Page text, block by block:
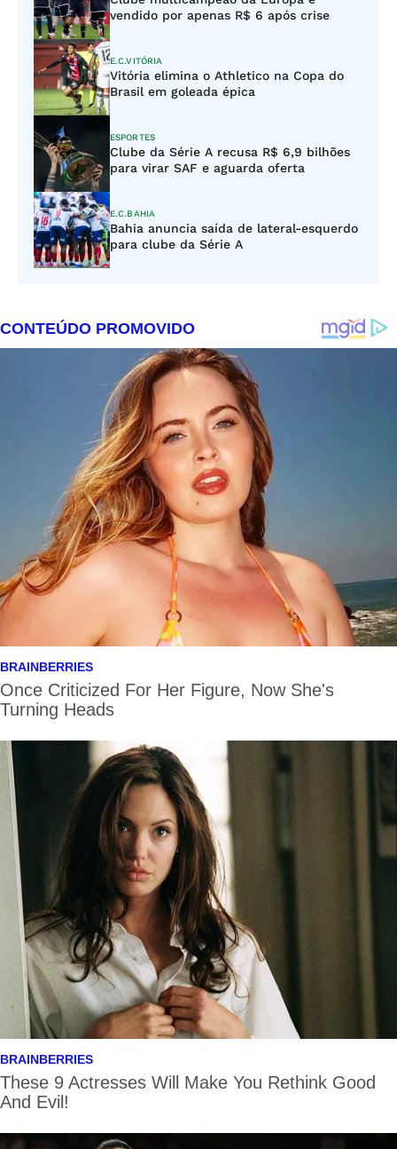
vendido por apenas R$ 6 após crise
E.C.VITÓRIA
Vitória elimina o Athletico na Copa do
Brasil em goleada épica
ESPORTES
Clube da Série A recusa R$ 6,9 bilhões
para virar SAF e aguarda oferta
E.C.BAHIA
Bahia anuncia saída de lateral-esquerdo
para clube da Série A